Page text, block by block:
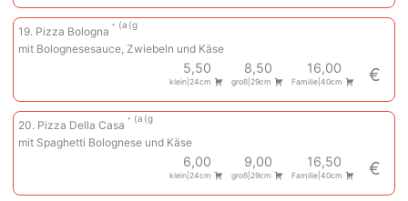
19. Pizza Bologna
a g
mit Bolognesesauce, Zwiebeln und Käse
5,50
klein|24cm
8,50
groß|29cm
16,00
Familie|40cm €
20. Pizza Della Casa
a g
mit Spaghetti Bolognese und Käse
6,00
klein|24cm
9,00
groß|29cm
16,50
Familie|40cm €